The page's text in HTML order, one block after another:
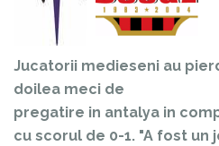
Jucatorii medieseni au
doilea meci de
pregatire in antalya in
cu scorul de 0-1. "A fost un